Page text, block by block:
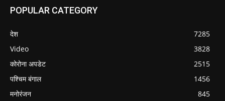
POPULAR CATEGORY
देश
7285
Video
3828
कोरोना अपडेट
2515
पश्चिम बंगाल
1456
मनोरंजन
845